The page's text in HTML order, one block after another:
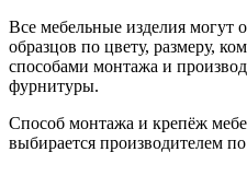
Все мебельные изделия могут
образцов по цвету, размеру,
способами монтажа и
фурнитуры.
Способ монтажа и крепёж
выбирается производителем